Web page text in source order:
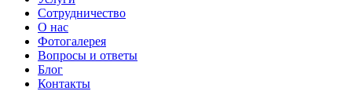
Сотрудничество
О нас
Фотогалерея
Вопросы и ответы
Блог
Контакты